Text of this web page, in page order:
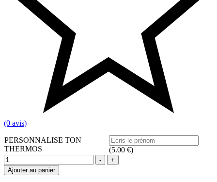
(0 avis)
PERSONNALISE TON
THERMOS
(5.00 €)
Quantité
-
+
Ajouter au panier